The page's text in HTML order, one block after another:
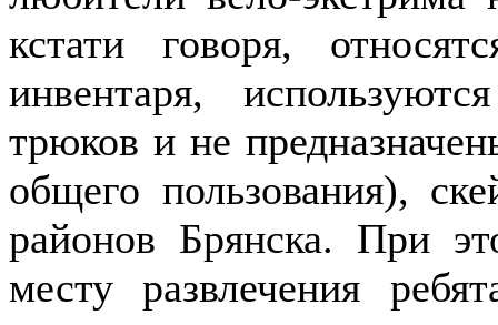
кстати говоря,
инвентаря,
трюков и не
общего пользования),
районов Брянска. При
месту развлечения